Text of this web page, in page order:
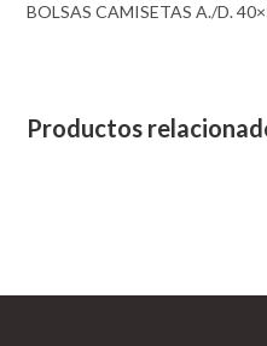
BOLSAS CAMISETAS A./D.
Productos